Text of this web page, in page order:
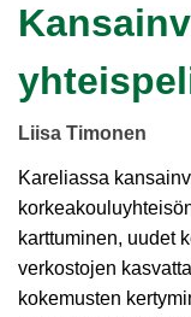
Liisa Timonen
Kareliassa
karttuminen, uudet
verkostojen
kokemusten